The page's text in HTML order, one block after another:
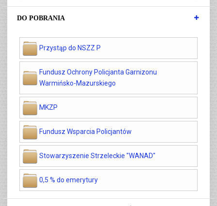
DO POBRANIA
Przystąp do NSZZ P
Fundusz Ochrony Policjanta Garnizonu
Warmińsko-Mazurskiego
MKZP
Fundusz Wsparcia Policjantów
Stowarzyszenie Strzeleckie "WANAD"
0,5 % do emerytury